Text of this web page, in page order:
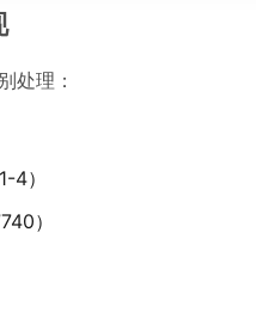
处理：
4）
）